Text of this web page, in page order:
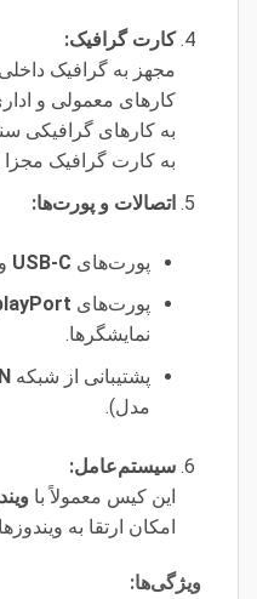
کارت گرافیک:
مجهز به گرافیک داخلی
کارهای معمولی و
به کارهای گرافیکی
به کارت گرافیک مجزا
اتصالات و پورت‌ها:
پورت‌های USB-C و
پورت‌های
نمایشگرها.
پشتیبانی از شبکه
مدل).
سیستم‌عامل:
این کیس معمولاً با ویندوز
امکان ارتقا به
ویژگی‌ها: